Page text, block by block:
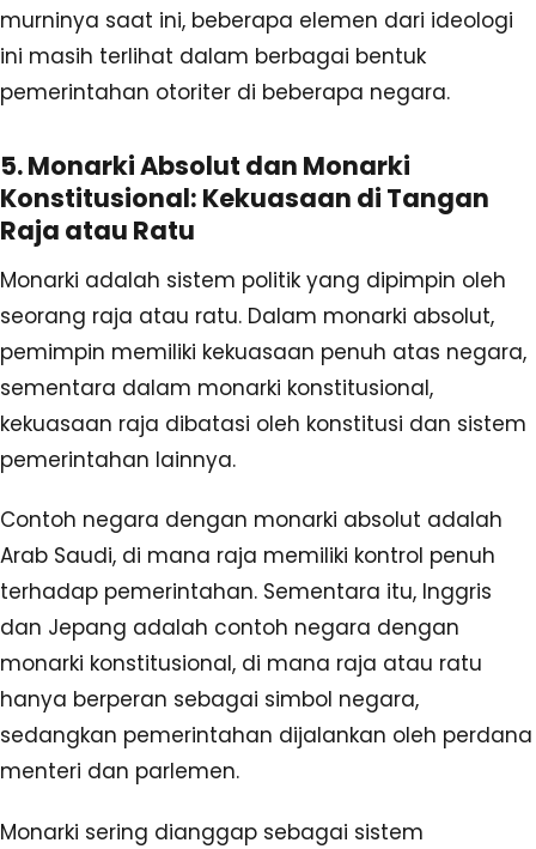
murninya saat ini, beberapa elemen dari ideologi
ini masih terlihat dalam berbagai bentuk
pemerintahan otoriter di beberapa negara.
5. Monarki Absolut dan Monarki
Konstitusional: Kekuasaan di Tangan
Raja atau Ratu
Monarki adalah sistem politik yang dipimpin oleh
seorang raja atau ratu. Dalam monarki absolut,
pemimpin memiliki kekuasaan penuh atas negara,
sementara dalam monarki konstitusional,
kekuasaan raja dibatasi oleh konstitusi dan sistem
pemerintahan lainnya.
Contoh negara dengan monarki absolut adalah
Arab Saudi, di mana raja memiliki kontrol penuh
terhadap pemerintahan. Sementara itu, Inggris
dan Jepang adalah contoh negara dengan
monarki konstitusional, di mana raja atau ratu
hanya berperan sebagai simbol negara,
sedangkan pemerintahan dijalankan oleh perdana
menteri dan parlemen.
Monarki sering dianggap sebagai sistem